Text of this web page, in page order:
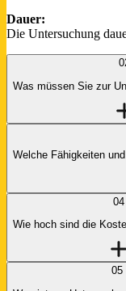
Dauer:
Die Untersuchung
Was müssen Sie zur
Welche Fähigkeiten
04
Wie hoch sind die
05